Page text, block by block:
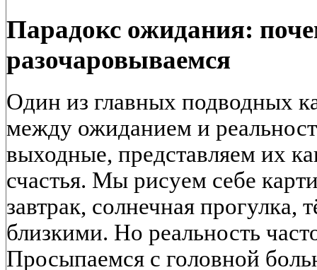
Парадокс ожидания:
разочаровываемся
Один из главных подводных
между ожиданием и
выходные, представляем их
счастья. Мы рисуем себе
завтрак, солнечная
близкими. Но реальность
Просыпаемся с головной